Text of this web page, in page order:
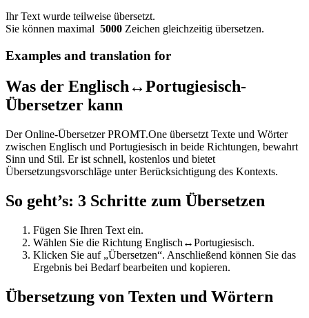
Ihr Text wurde teilweise übersetzt.
Sie können maximal 5000 Zeichen gleichzeitig übersetzen.
Examples and translation for
Was der Englisch↔Portugiesisch-
Übersetzer kann
Der Online-Übersetzer PROMT.One übersetzt Texte und Wörter
zwischen Englisch und Portugiesisch in beide Richtungen, bewahrt
Sinn und Stil. Er ist schnell, kostenlos und bietet
Übersetzungsvorschläge unter Berücksichtigung des Kontexts.
So geht’s: 3 Schritte zum Übersetzen
Fügen Sie Ihren Text ein.
Wählen Sie die Richtung Englisch↔Portugiesisch.
Klicken Sie auf „Übersetzen“. Anschließend können Sie das
Ergebnis bei Bedarf bearbeiten und kopieren.
Übersetzung von Texten und Wörtern